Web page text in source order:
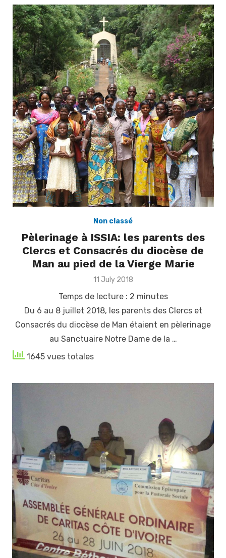
Non classé
Pèlerinage à ISSIA: les parents des
Clercs et Consacrés du diocèse de
Man au pied de la Vierge Marie
Posted
11 July 2018
Temps de lecture : 2 minutes
Du 6 au 8 juillet 2018, les parents des Clercs et
Consacrés du diocèse de Man étaient en pèlerinage
au Sanctuaire Notre Dame de la …
1645 vues totales